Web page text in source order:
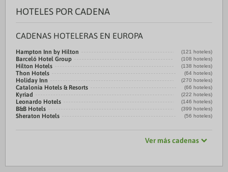
HOTELES POR CADENA
CADENAS HOTELERAS EN EUROPA
Hampton Inn by Hilton (121 hoteles)
Barceló Hotel Group (108 hoteles)
Hilton Hotels (138 hoteles)
Thon Hotels (64 hoteles)
Holiday Inn (270 hoteles)
Catalonia Hotels & Resorts (66 hoteles)
Kyriad (222 hoteles)
Leonardo Hotels (146 hoteles)
B&B Hotels (399 hoteles)
Sheraton Hotels (56 hoteles)
Ver más cadenas